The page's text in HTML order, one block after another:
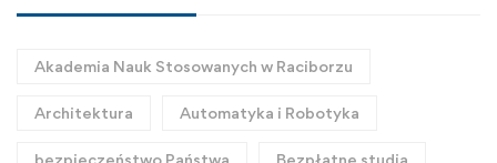
Akademia Nauk Stosowanych w Raciborzu
Architektura Automatyka i Robotyka
bezpieczeństwo Państwa Bezpłatne studia